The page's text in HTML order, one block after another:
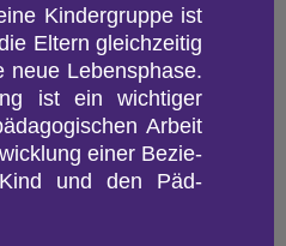
Kin­der­grup­pe ist
El­tern gleich­zei­tig
neue Le­bens­pha­se.
ist ein wich­ti­ger
Ar­beit
einer Be­zie­
und den Päd­